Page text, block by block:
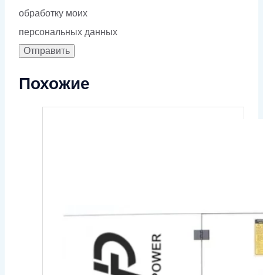
обработку моих
персональных данных
Похожие